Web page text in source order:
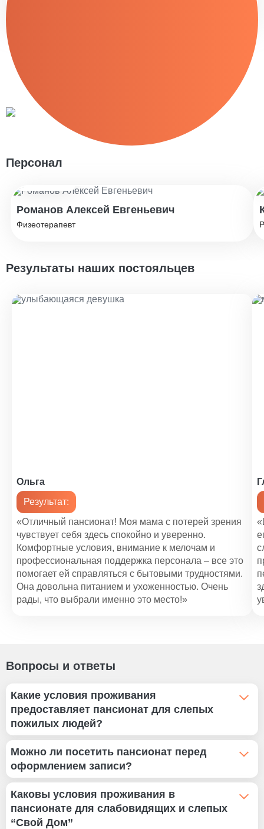
Персонал
Романов Алексей Евгеньевич
Физеотерапевт
Результаты наших постояльцев
Ольга
Результат:
«Отличный пансионат! Моя мама с потерей зрения
чувствует себя здесь спокойно и уверенно.
Комфортные условия, внимание к мелочам и
профессиональная поддержка персонала – все это
помогает ей справляться с бытовыми трудностями.
Она довольна питанием и ухоженностью. Очень
рады, что выбрали именно это место!»
Вопросы и ответы
Какие условия проживания
предоставляет пансионат для слепых
пожилых людей?
безопасные и комфортные условия, учитывающие
потребности людей с нарушением зрения.
оповещения и ориентации, поручни для поддержки,
удобную планировку комнат без порогов и острых
Можно ли посетить пансионат перед
оформлением записи?
посетить пансионат для слепых пожилых перед
оформлением записи. Такой визит позволяет
Каковы условия проживания в
пансионате для слабовидящих и слепых
“Свой Дом”